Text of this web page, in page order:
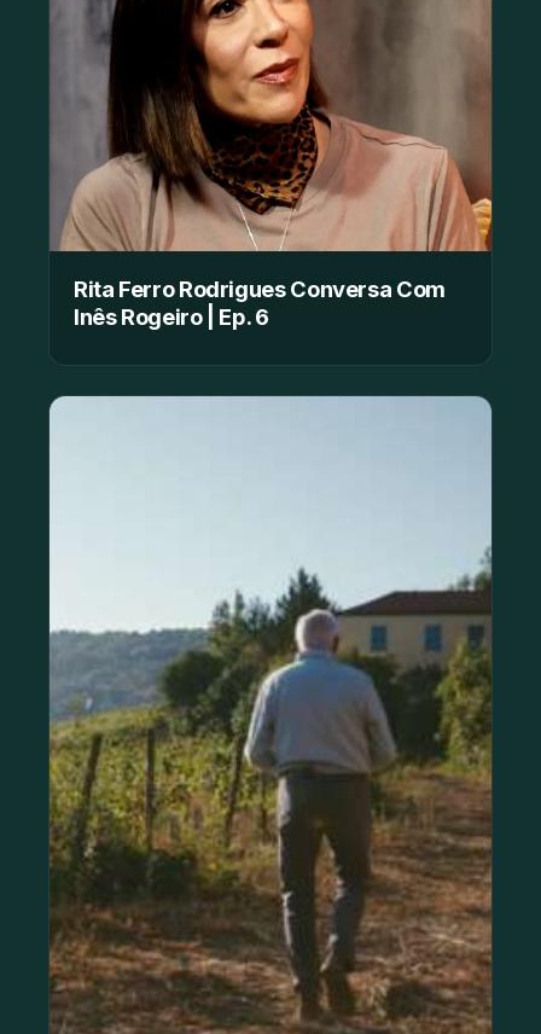
Rita Ferro Rodrigues Conversa Com
Inês Rogeiro | Ep. 6